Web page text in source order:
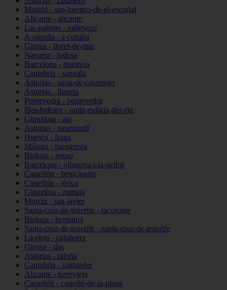
Madrid - san-lorenzo-de-el-escorial
Alicante - alicante
Las-palmas - valleseco
A-coruña - a-coruña
Girona - lloret-de-mar
Navarra - lodosa
Barcelona - manresa
Cantabria - santoña
Asturias - tapia-de-casariego
Asturias - llanera
Pontevedra - pontevedra
Illes-balears - santa-eulària-des-riu
Gipuzkoa - aia
Asturias - taramundi
Huesca - fraga
Málaga - fuengirola
Bizkaia - getxo
Barcelona - vilanova-i-la-geltrú
Castellón - benicàssim
Castellón - jérica
Gipuzkoa - zumaia
Murcia - san-javier
Santa-cruz-de-tenerife - tacoronte
Bizkaia - berriatua
Santa-cruz-de-tenerife - santa-cruz-de-tenerife
La-rioja - calahorra
Girona - das
Asturias - piloña
Cantabria - santander
Alicante - torrevieja
Castellón - castelló-de-la-plana